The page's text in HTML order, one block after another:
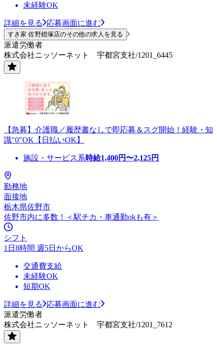
未経験OK
詳細を見る 応募画面に進む
すき家 佐野鐙塚店のその他の求人を見る
派遣労働者
株式会社ニッソーネット 宇都宮支社/1201_6445
【急募】介護職／履歴書なしで即応募＆スグ開始！経験・知
識"0"OK【日払いOK】
施設・サービス系時給1,400円〜2,125円
勤務地
面接地
栃木県佐野市
佐野市内に多数！＜駅チカ・車通勤okも有＞
シフト
1日8時間 週5日からOK
交通費支給
未経験OK
短期OK
詳細を見る
応募画面に進む
派遣労働者
株式会社ニッソーネット 宇都宮支社/1201_7612